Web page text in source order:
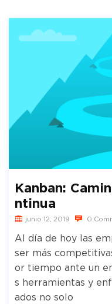
Kanban:
ntinua
junio 12, 2019 0
Al día de hoy las
ser más
or tiempo ante un
s herramientas y
ados no solo